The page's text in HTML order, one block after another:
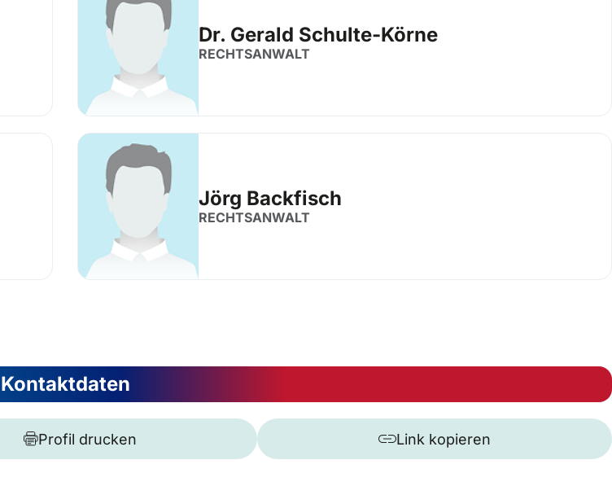
Dr. Gerald Schulte-Körne
RECHTSANWALT
Jörg Backfisch
RECHTSANWALT
Kontaktdaten
Profil drucken Link kopieren